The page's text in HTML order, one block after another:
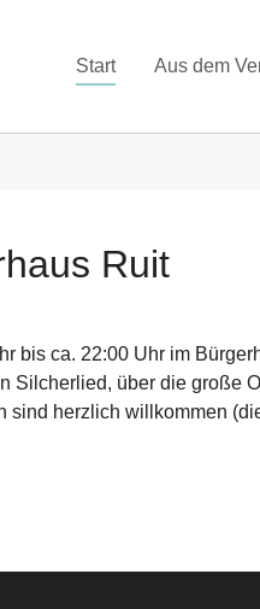
Start Aus dem
Ruit
bis ca. 22:00 Uhr im
Silcherlied, über die große
herzlich willkommen